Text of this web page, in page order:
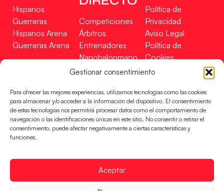
Gestionar consentimiento
Para ofrecer las mejores experiencias, utilizamos tecnologías como las cookies
para almacenar y/o acceder a la información del dispositivo. El consentimiento
de estas tecnologías nos permitirá procesar datos como el comportamiento de
navegación o las identificaciones únicas en este sitio. No consentir o retirar el
consentimiento, puede afectar negativamente a ciertas características y
funciones.
Aceptar
Hispanos
Guerreras
Hispanos Arena
Guerreras Arena
Competiciones
Árbitros
Entrenadores
Nanobalonmano
Tienda
Política de
Privacidad
Aviso Legal
Política de
Cookies
Mapa Web
Incidencias
CONTACTO
EN
FINANCIADO